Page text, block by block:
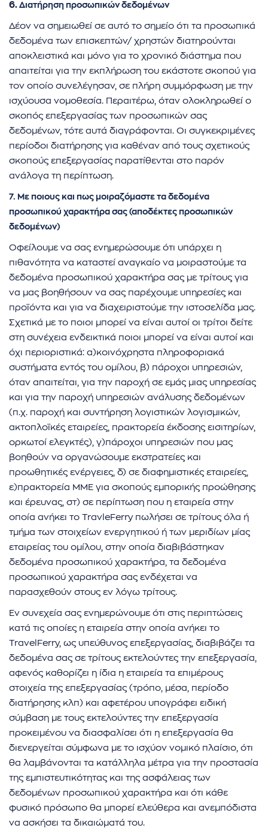
6. Διατήρηση προσωπικών δεδομένων
Δέον να σημειωθεί σε αυτό το σημείο ότι τα προσωπικά
δεδομένα των επισκεπτών/ χρηστών διατηρούνται
αποκλειστικά και μόνο για το χρονικό διάστημα που
απαιτείται για την εκπλήρωση του εκάστοτε σκοπού για
τον οποίο συνελέγησαν, σε πλήρη συμμόρφωση με την
ισχύουσα νομοθεσία. Περαιτέρω, όταν ολοκληρωθεί ο
σκοπός επεξεργασίας των προσωπικών σας
δεδομένων, τότε αυτά διαγράφονται. Οι συγκεκριμένες
περίοδοι διατήρησης για καθέναν από τους σχετικούς
σκοπούς επεξεργασίας παρατίθενται στο παρόν
ανάλογα τη περίπτωση.
7. Με ποιους και πως μοιραζόμαστε τα δεδομένα
προσωπικού χαρακτήρα σας (αποδέκτες προσωπικών
δεδομένων)
Οφείλουμε να σας ενημερώσουμε ότι υπάρχει η
πιθανότητα να καταστεί αναγκαίο να μοιραστούμε τα
δεδομένα προσωπικού χαρακτήρα σας με τρίτους για
να μας βοηθήσουν να σας παρέχουμε υπηρεσίες και
προϊόντα και για να διαχειριστούμε την ιστοσελίδα μας.
Σχετικά με το ποιοι μπορεί να είναι αυτοί οι τρίτοι δείτε
στη συνέχεια ενδεικτικά ποιοι μπορεί να είναι αυτοί και
όχι περιοριστικά: α)κοινόχρηστα πληροφοριακά
συστήματα εντός του ομίλου, β) πάροχοι υπηρεσιών,
όταν απαιτείται, για την παροχή σε εμάς μιας υπηρεσίας
και για την παροχή υπηρεσιών ανάλυσης δεδομένων
(π.χ. παροχή και συντήρηση λογιστικών λογισμικών,
ακτοπλοϊκές εταιρείες, πρακτορεία έκδοσης εισιτηρίων,
ορκωτοί ελεγκτές), γ)πάροχοι υπηρεσιών που μας
βοηθούν να οργανώσουμε εκστρατείες και
προωθητικές ενέργειες, δ) σε διαφημιστικές εταιρείες,
ε)πρακτορεία ΜΜΕ για σκοπούς εμπορικής προώθησης
και έρευνας, στ) σε περίπτωση που η εταιρεία στην
οποία ανήκει το TravleFerry πωλήσει σε τρίτους όλα ή
τμήμα των στοιχείων ενεργητικού ή των μεριδίων μίας
εταιρείας του ομίλου, στην οποία διαβιβάστηκαν
δεδομένα προσωπικού χαρακτήρα, τα δεδομένα
προσωπικού χαρακτήρα σας ενδέχεται να
παρασχεθούν στους εν λόγω τρίτους.
Εν συνεχεία σας ενημερώνουμε ότι στις περιπτώσεις
κατά τις οποίες η εταιρεία στην οποία ανήκει το
TravelFerry, ως υπεύθυνος επεξεργασίας, διαβιβάζει τα
δεδομένα σας σε τρίτους εκτελούντες την επεξεργασία,
αφενός καθορίζει η ίδια η εταιρεία τα επιμέρους
στοιχεία της επεξεργασίας (τρόπο, μέσα, περίοδο
διατήρησης κλπ) και αφετέρου υπογράφει ειδική
σύμβαση με τους εκτελούντες την επεξεργασία
προκειμένου να διασφαλίσει ότι η επεξεργασία θα
διενεργείται σύμφωνα με το ισχύον νομικό πλαίσιο, ότι
θα λαμβάνονται τα κατάλληλα μέτρα για την προστασία
της εμπιστευτικότητας και της ασφάλειας των
δεδομένων προσωπικού χαρακτήρα και ότι κάθε
φυσικό πρόσωπο θα μπορεί ελεύθερα και ανεμπόδιστα
να ασκήσει τα δικαιώματά του.